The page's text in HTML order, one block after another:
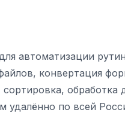
автоматизации
конвертация
обработка
удалённо по всей